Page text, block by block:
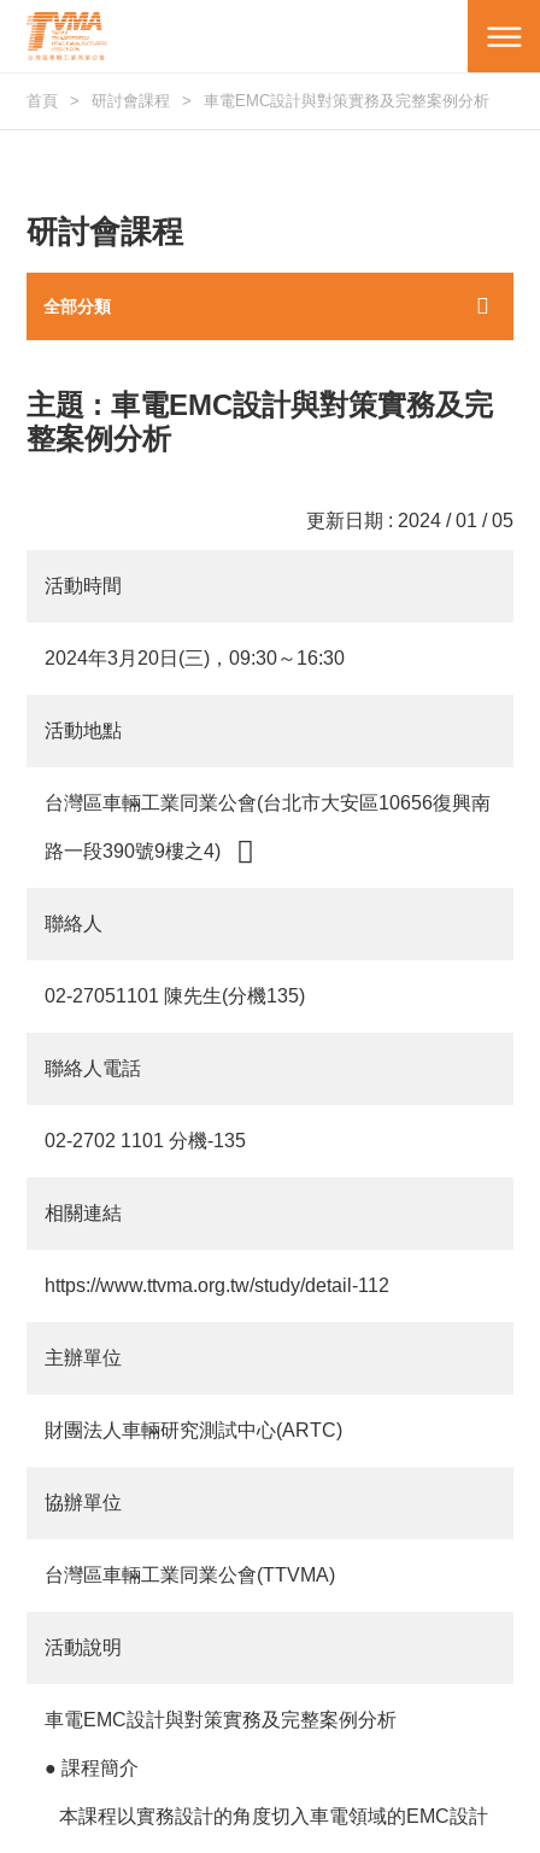
首頁 研討會課程 車電EMC設計與對策實務及完整案例分析
研討會課程
全部分類
主題 : 車電EMC設計與對策實務及完
整案例分析
更新日期 : 2024 / 01 / 05
活動時間
2024年3月20日(三)，09:30～16:30
活動地點
台灣區車輛工業同業公會(台北市大安區10656復興南
路一段390號9樓之4)
聯絡人
02-27051101 陳先生(分機135)
聯絡人電話
02-2702 1101 分機-135
相關連結
https://www.ttvma.org.tw/study/detail-112
主辦單位
財團法人車輛研究測試中心(ARTC)
協辦單位
台灣區車輛工業同業公會(TTVMA)
活動說明
車電EMC設計與對策實務及完整案例分析
● 課程簡介
本課程以實務設計的角度切入車電領域的EMC設計